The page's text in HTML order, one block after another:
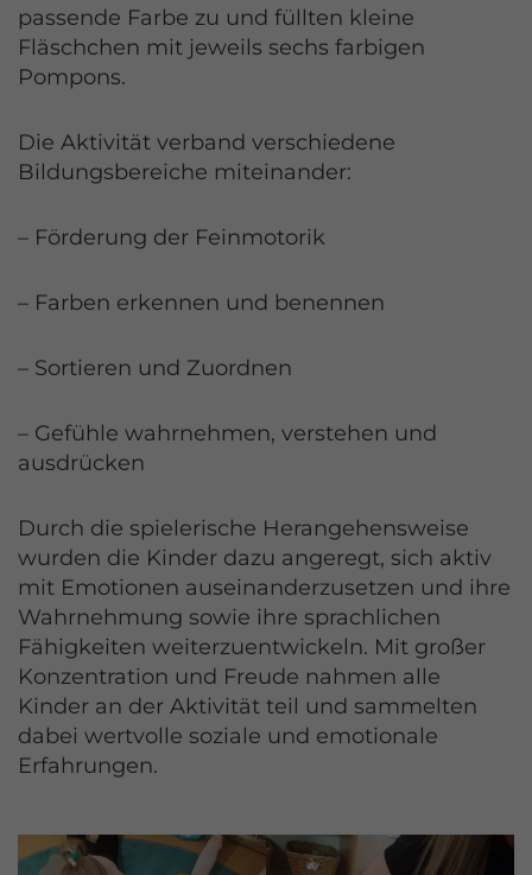
passende Farbe zu und füllten kleine
Fläschchen mit jeweils sechs farbigen
Pompons.
Die Aktivität verband verschiedene
Bildungsbereiche miteinander:
– Förderung der Feinmotorik
– Farben erkennen und benennen
– Sortieren und Zuordnen
– Gefühle wahrnehmen, verstehen und
ausdrücken
Durch die spielerische Herangehensweise
wurden die Kinder dazu angeregt, sich aktiv
mit Emotionen auseinanderzusetzen und ihre
Wahrnehmung sowie ihre sprachlichen
Fähigkeiten weiterzuentwickeln. Mit großer
Konzentration und Freude nahmen alle
Kinder an der Aktivität teil und sammelten
dabei wertvolle soziale und emotionale
Erfahrungen.